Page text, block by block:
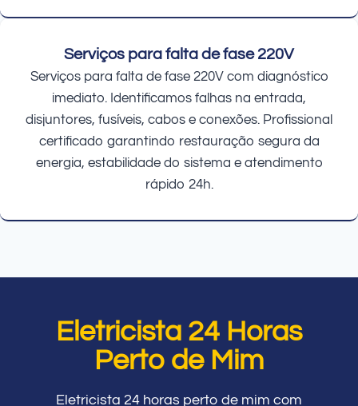
Serviços para falta de fase 220V
Serviços para falta de fase 220V com diagnóstico
imediato. Identificamos falhas na entrada,
disjuntores, fusíveis, cabos e conexões. Profissional
certificado garantindo restauração segura da
energia, estabilidade do sistema e atendimento
rápido 24h.
Eletricista 24 Horas
Perto de Mim
Eletricista 24 horas perto de mim com